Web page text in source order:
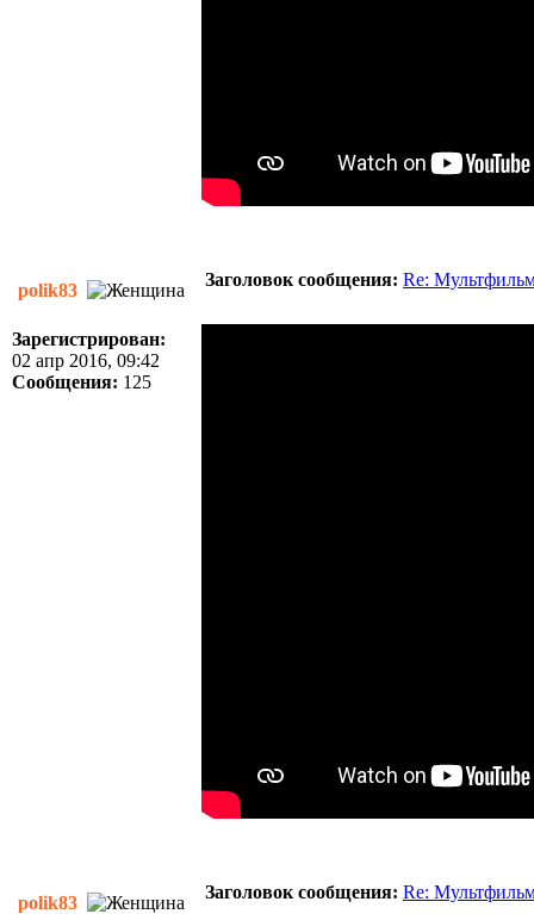
polik83
Заголовок сообщения: Re:
Зарегистрирован:
02 апр 2016, 09:42
Сообщения: 125
polik83
Заголовок сообщения: Re: